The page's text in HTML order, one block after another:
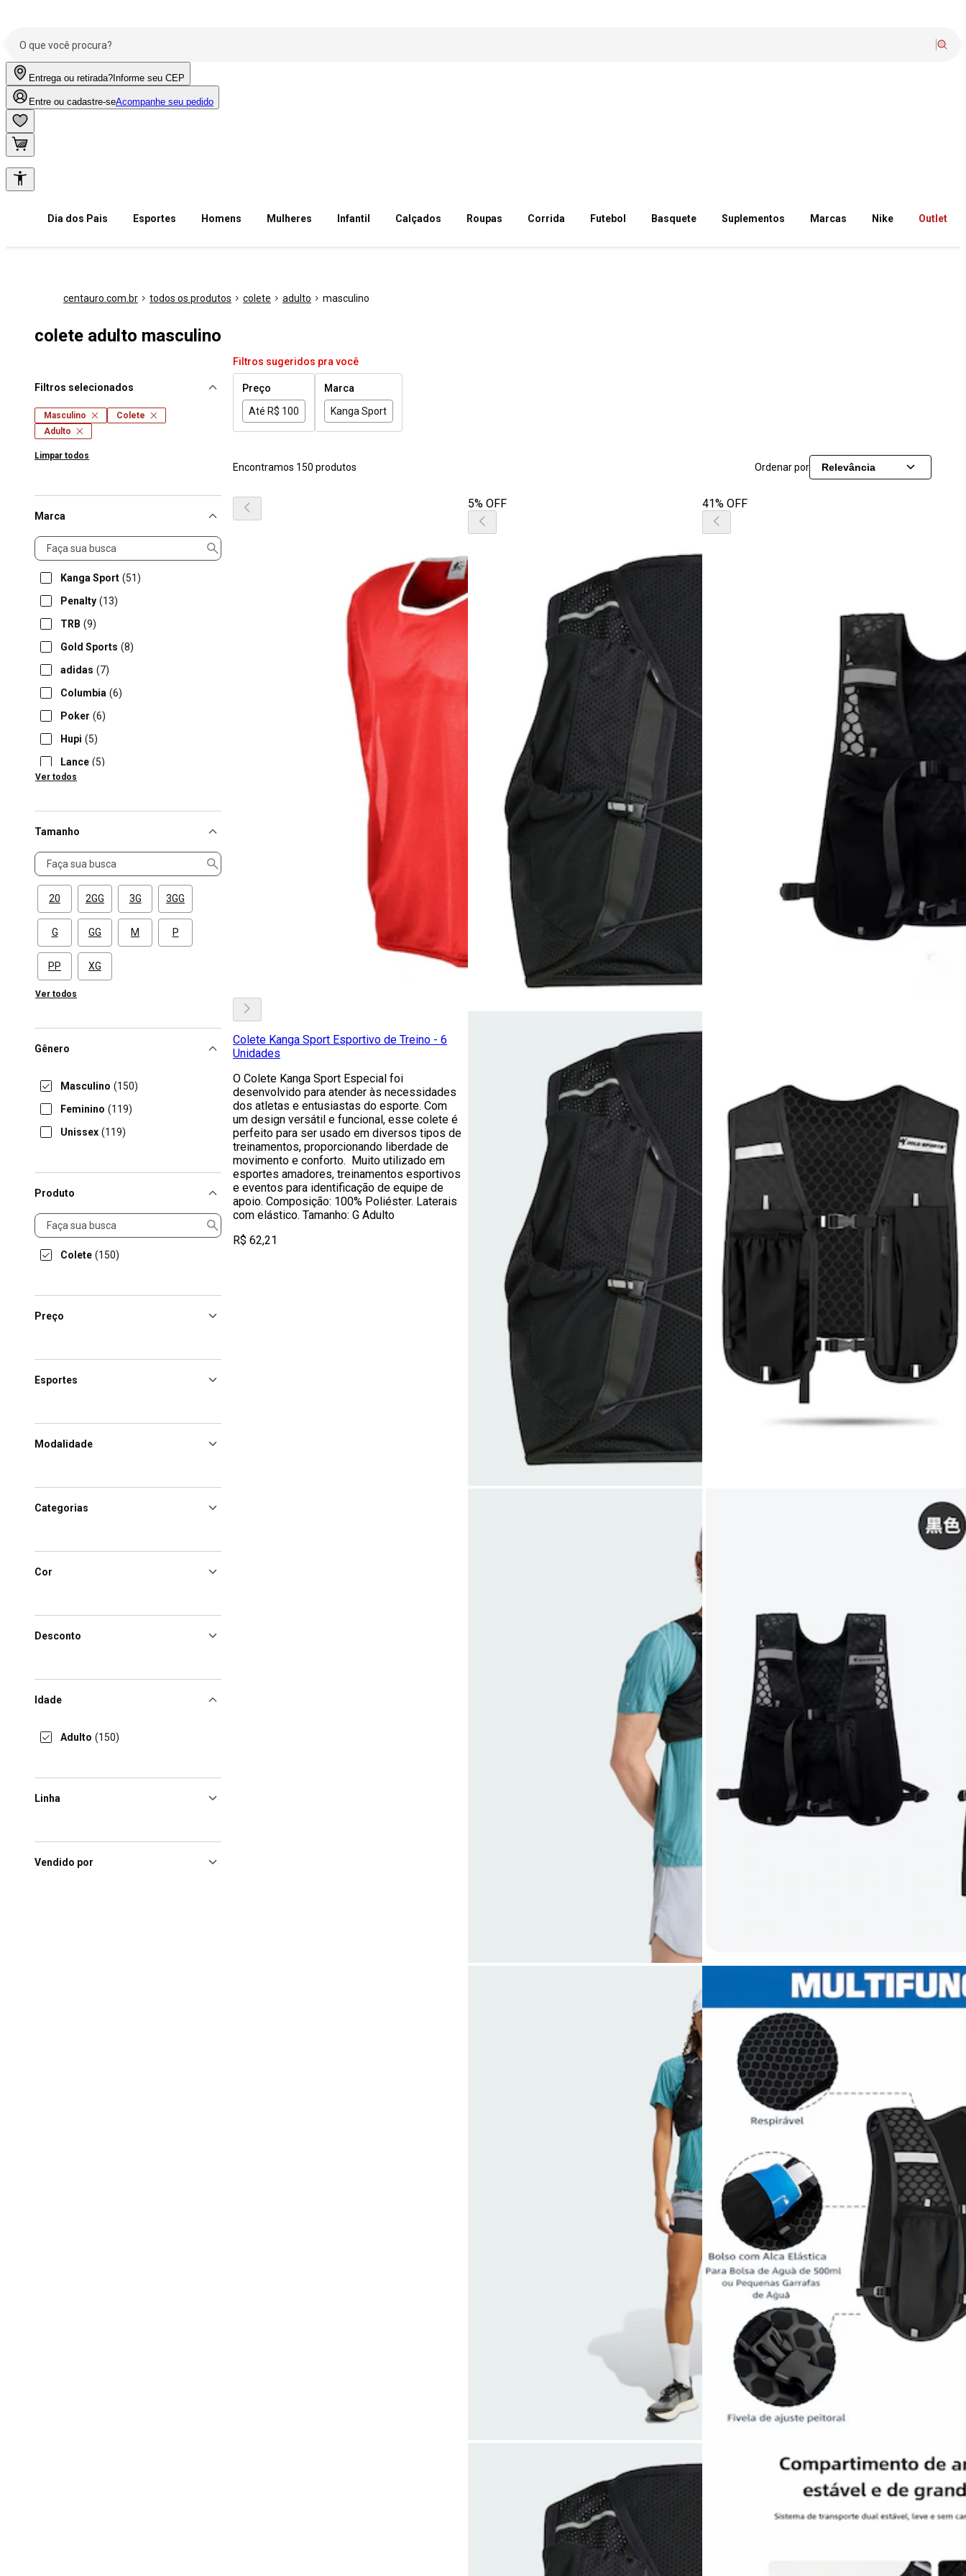
Entrega ou retirada? Informe seu CEP
Entre ou cadastre-seAcompanhe seu pedido
Dia dos Pais Esportes Homens Mulheres Infantil Calçados Roupas Corrida Futebol Basquete Suplementos Marcas Nike Outlet
centauro.com.br todos os produtos colete adulto masculino
colete adulto masculino
Filtros selecionados
Masculino
Colete
Adulto
Limpar todos
Marca
Marca
Kanga Sport (51)
Penalty (13)
TRB (9)
Gold Sports (8)
adidas (7)
Columbia (6)
Poker (6)
Hupi (5)
Lance (5)
Umbro
Ver todos
Tamanho
Tamanho
20 2GG 3G 3GG
G GG M P
PP XG
Ver todos
Gênero
Masculino (150)
Feminino (119)
Unissex (119)
Produto
Produto
Colete (150)
Preço
Esportes
Modalidade
Categorias
Cor
Desconto
Idade
Adulto (150)
Linha
Vendido por
Filtros sugeridos pra você
Preço
Até R$ 100
Marca
Kanga Sport
Encontramos 150 produtos Ordenar por Relevância
Colete Kanga Sport Esportivo de Treino - 6
Unidades
O Colete Kanga Sport Especial foi
desenvolvido para atender às necessidades
dos atletas e entusiastas do esporte. Com
um design versátil e funcional, esse colete é
perfeito para ser usado em diversos tipos de
treinamentos, proporcionando liberdade de
movimento e conforto. Muito utilizado em
esportes amadores, treinamentos esportivos
e eventos para identificação de equipe de
apoio. Composição: 100% Poliéster. Laterais
com elástico. Tamanho: G Adulto
R$ 62,21
5% OFF 41% OFF